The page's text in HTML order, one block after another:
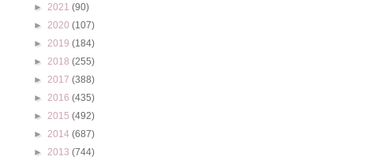
► 2021 (90)
► 2020 (107)
► 2019 (184)
► 2018 (255)
► 2017 (388)
► 2016 (435)
► 2015 (492)
► 2014 (687)
► 2013 (744)